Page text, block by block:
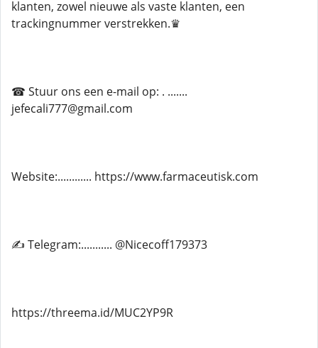
klanten, zowel nieuwe als vaste klanten, een
trackingnummer verstrekken.♛
☎ Stuur ons een e-mail op: . .......
jefecali777@gmail.com
Website:............ https://www.farmaceutisk.com
✍ Telegram:........... @Nicecoff179373
https://threema.id/MUC2YP9R